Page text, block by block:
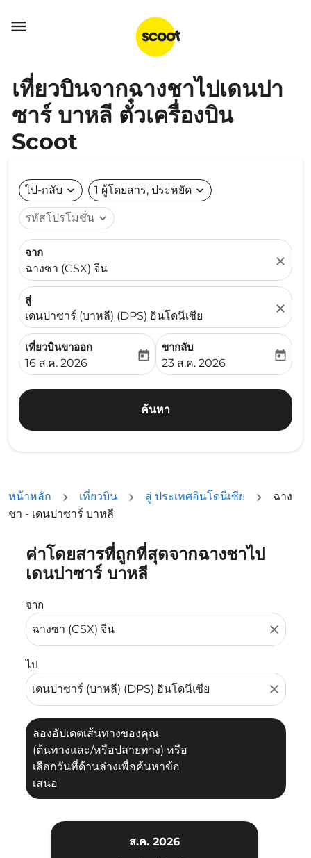

เที่ยวบินจากฉางชาไปเดนปา
ซาร์ บาหลี ตั๋วเครื่องบิน
Scoot
ไป-กลับ expand_more 1 ผู้โดยสาร, ประหยัด expand_more
รหัสโปรโมชั่น expand_more
จาก
ฉางซา (CSX) จีน
close
สู่
เดนปาซาร์ (บาหลี) (DPS) อินโดนีเซีย
close
เที่ยวบินขาออก
fc-booking-departure-date-aria-label
16 ส.ค. 2026
today
ขากลับ
fc-booking-return-date-
23 ส.ค. 2026
today
ค้นหา
หน้าหลัก เที่ยวบิน สู่ ประเทศอินโดนีเซีย
ฉาง
ชา - เดนปาซาร์ บาหลี
ค่าโดยสารที่ถูกที่สุดจากฉางชาไป
เดนปาซาร์ บาหลี
จาก
close
ไป
close
ลองอัปเดตเส้นทางของคุณ
(ต้นทางและ/หรือปลายทาง) หรือ
เลือกวันที่ด้านล่างเพื่อค้นหาข้อ
เสนอ
ลองอัปเดตเส้นทางของคุณ (ต้นทางและ/หรือปลายทาง) หรื
ส.ค. 2026